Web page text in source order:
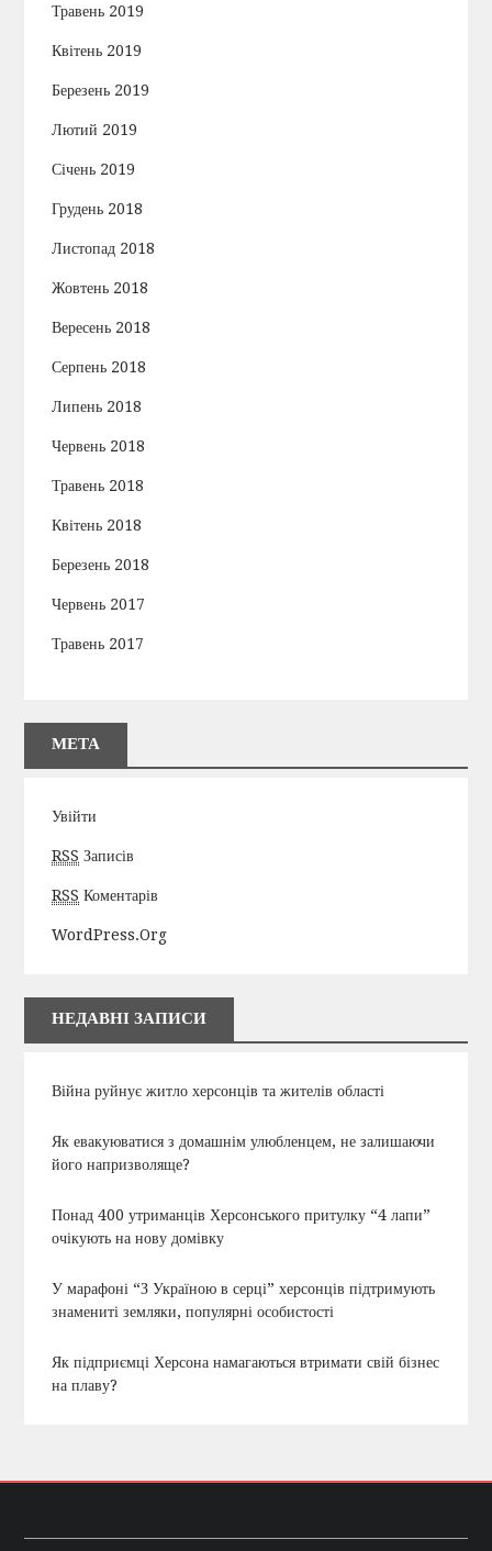
Травень 2019
Квітень 2019
Березень 2019
Лютий 2019
Січень 2019
Грудень 2018
Листопад 2018
Жовтень 2018
Вересень 2018
Серпень 2018
Липень 2018
Червень 2018
Травень 2018
Квітень 2018
Березень 2018
Червень 2017
Травень 2017
МЕТА
Увійти
RSS Записів
RSS Коментарів
WordPress.org
НЕДАВНІ ЗАПИСИ
Війна руйнує житло херсонців та жителів області
Як евакуюватися з домашнім улюбленцем, не залишаючи
його напризволяще?
Понад 400 утриманців Херсонського притулку “4 лапи”
очікують на нову домівку
У марафоні “З Україною в серці” херсонців підтримують
знамениті земляки, популярні особистості
Як підприємці Херсона намагаються втримати свій бізнес
на плаву?